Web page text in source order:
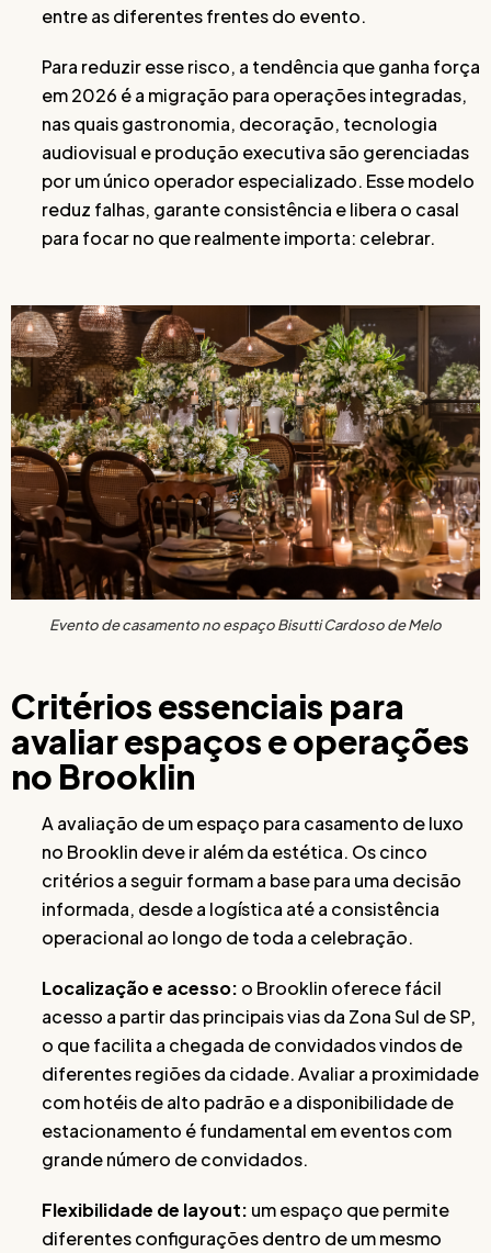
entre as diferentes frentes do evento.
Para reduzir esse risco, a tendência que ganha força
em 2026 é a migração para operações integradas,
nas quais gastronomia, decoração, tecnologia
audiovisual e produção executiva são gerenciadas
por um único operador especializado. Esse modelo
reduz falhas, garante consistência e libera o casal
para focar no que realmente importa: celebrar.
Evento de casamento no espaço Bisutti Cardoso de Melo
Critérios essenciais para
avaliar espaços e operações
no Brooklin
A avaliação de um espaço para casamento de luxo
no Brooklin deve ir além da estética. Os cinco
critérios a seguir formam a base para uma decisão
informada, desde a logística até a consistência
operacional ao longo de toda a celebração.
Localização e acesso: o Brooklin oferece fácil
acesso a partir das principais vias da Zona Sul de SP,
o que facilita a chegada de convidados vindos de
diferentes regiões da cidade. Avaliar a proximidade
com hotéis de alto padrão e a disponibilidade de
estacionamento é fundamental em eventos com
grande número de convidados.
Flexibilidade de layout: um espaço que permite
diferentes configurações dentro de um mesmo